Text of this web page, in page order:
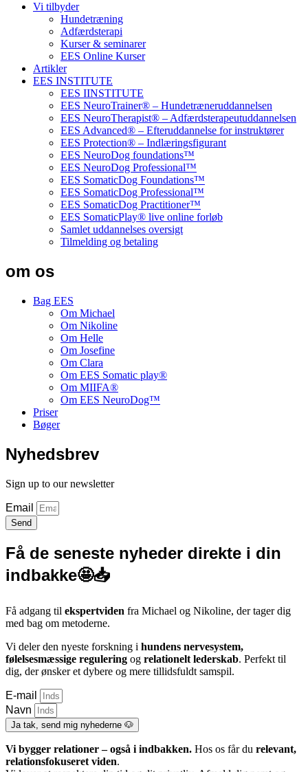
Vi tilbyder
Hundetræning
Adfærdsterapi
Kurser & seminarer
EES Online Kurser
Artikler
EES INSTITUTE
EES IINSTITUTE
EES NeuroTrainer® – Hundetræneruddannelsen
EES NeuroTherapist® – Adfærdsterapeutuddannelsen
EES Advanced® – Efteruddannelse for instruktører
EES Protection® – Indlæringsfigurant
EES NeuroDog foundations™
EES NeuroDog Professional™
EES SomaticDog Foundations™
EES SomaticDog Professional™
EES SomaticDog Practitioner™
EES SomaticPlay® live online forløb
Samlet uddannelses oversigt
Tilmelding og betaling
om os
Bag EES
Om Michael
Om Nikoline
Om Helle
Om Josefine
Om Clara
Om EES Somatic play®
Om MIIFA®
Om EES NeuroDog™
Priser
Bøger
Nyhedsbrev
Sign up to our newsletter
Email
Send
Få de seneste nyheder direkte i din
indbakke🤩📥
Få adgang til ekspertviden fra Michael og Nikoline, der tager dig
med bag om metoderne.
Vi deler den nyeste forskning i hundens nervesystem,
følelsesmæssige regulering og relationelt lederskab. Perfekt til
dig, der ønsker et dybere og mere tillidsfuldt samspil.
E-mail
Navn
Ja tak, send mig nyhederne 🐶
Vi bygger relationer – også i indbakken. Hos os får du relevant,
relationsfokuseret viden.